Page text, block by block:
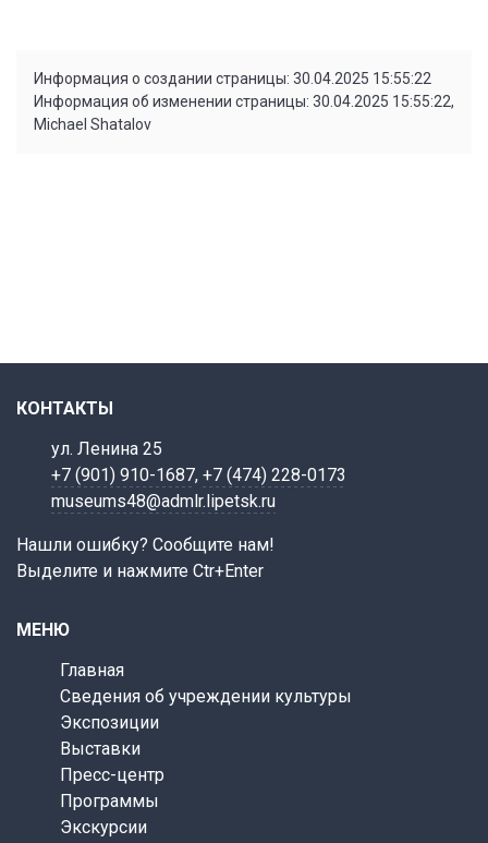
Информация о создании страницы: 30.04.2025 15:55:22
Информация об изменении страницы: 30.04.2025 15:55:22,
Michael Shatalov
КОНТАКТЫ
ул. Ленина 25
+7 (901) 910-1687, +7 (474) 228-0173
museums48@admlr.lipetsk.ru
Нашли ошибку? Сообщите нам!
Выделите и нажмите Ctr+Enter
МЕНЮ
Главная
Сведения об учреждении культуры
Экспозиции
Выставки
Пресс-центр
Программы
Экскурсии